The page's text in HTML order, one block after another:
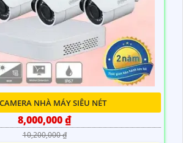
NHÀ MÁY SIÊU NÉT
8,000,000 ₫
10,200,000 ₫